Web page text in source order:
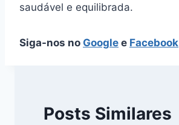
saudável e equilibrada.
Siga-nos no Google e Facebook
Posts Similares